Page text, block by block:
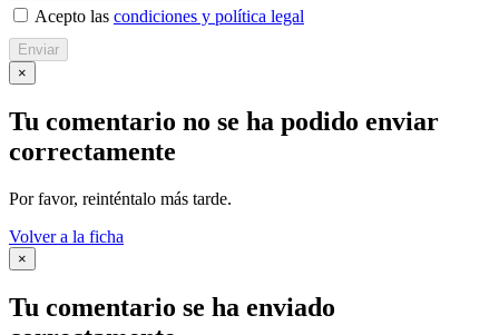
Acepto las condiciones y política legal
Enviar
×
Tu comentario no se ha podido enviar
correctamente
Por favor, reinténtalo más tarde.
Volver a la ficha
×
Tu comentario se ha enviado